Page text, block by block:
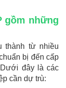
gồm những
thành từ nhiều
bị đến cấp
đây là các
cần dự trù: